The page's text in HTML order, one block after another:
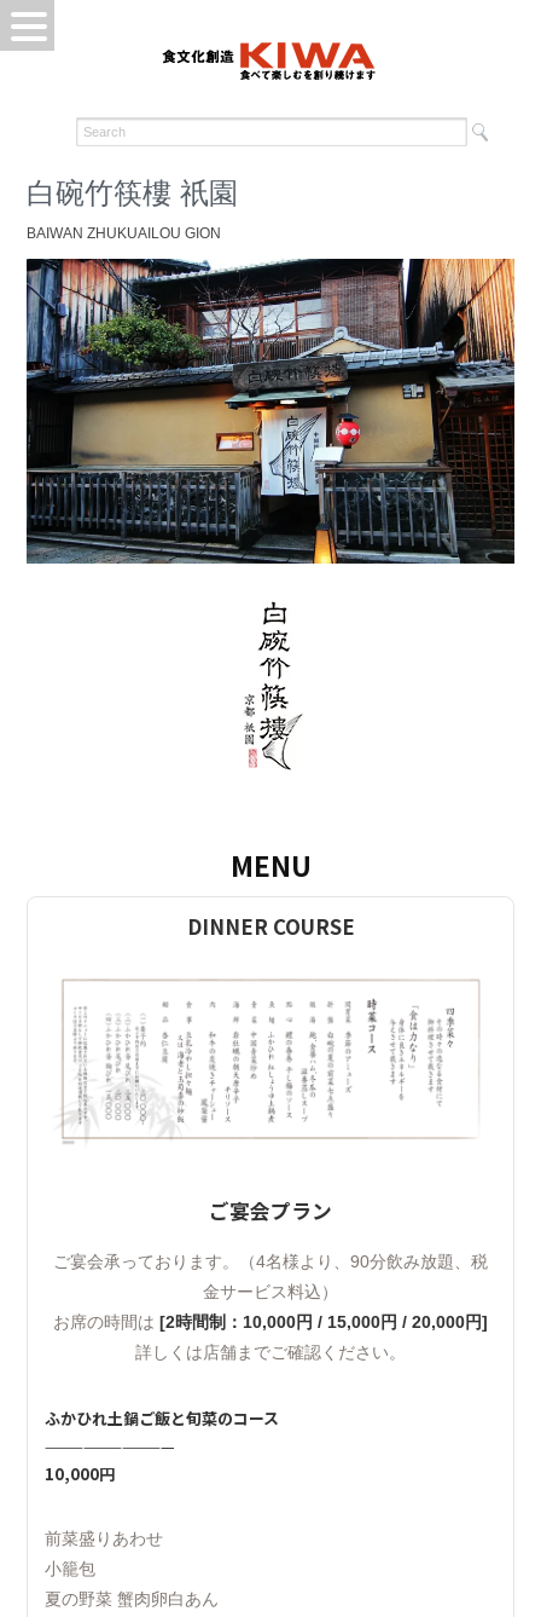
白碗竹筷樓 祇園
BAIWAN ZHUKUAILOU GION
MENU
DINNER COURSE
ご宴会プラン
ご宴会承っております。（4名様より、90分飲み放題、税
金サービス料込）
お席の時間は [2時間制：10,000円 / 15,000円 / 20,000円]
詳しくは店舗までご確認ください。
ふかひれ土鍋ご飯と旬菜のコース
——————————
10,000円
前菜盛りあわせ
小籠包
夏の野菜 蟹肉卵白あん